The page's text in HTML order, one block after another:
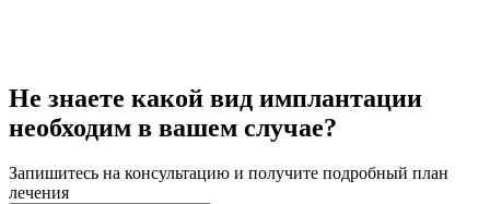
Не знаете какой вид имплантации
необходим в вашем случае?
Запишитесь на консультацию и получите подробный план
лечения